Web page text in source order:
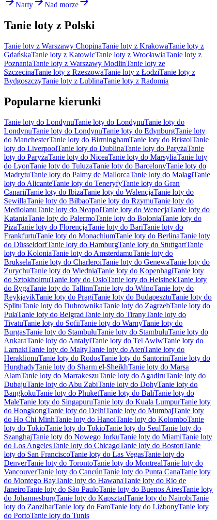
Narty
Nad morze
Tanie loty z Polski
Tanie loty z Warszawy ChopinaTanie loty z KrakowaTanie loty z
GdańskaTanie loty z KatowicTanie loty z WrocławiaTanie loty z
PoznaniaTanie loty z Warszawy ModlinTanie loty ze
SzczecinaTanie loty z RzeszowaTanie loty z ŁodziTanie loty z
BydgoszczyTanie loty z LublinaTanie loty z Radomia
Popularne kierunki
Tanie loty do LondynuTanie loty do LondynuTanie loty do
LondynuTanie loty do LondynuTanie loty do EdynburgTanie loty
do ManchesterTanie loty do BirminghamTanie loty do BristolTanie
loty do LiverpoolTanie loty do DublinaTanie loty do ParyżaTanie
loty do ParyżaTanie loty do NiceaTanie loty do MarsyliaTanie loty
do LyonTanie loty do TuluzaTanie loty do BarcelonyTanie loty do
MadrytuTanie loty do Palmy de MallorcaTanie loty do MalagiTanie
loty do AlicanteTanie loty do TeneryfyTanie loty do Gran
CanariiTanie loty do IbizaTanie loty do WalencjaTanie loty do
SewillaTanie loty do BilbaoTanie loty do RzymuTanie loty do
MediolanuTanie loty do NeapolTanie loty do WenecjaTanie loty do
KataniaTanie loty do PalermoTanie loty do BoloniaTanie loty do
PizaTanie loty do FlorencjaTanie loty do BariTanie loty do
FrankfurtuTanie loty do MonachiumTanie loty do BerlinaTanie loty
do DüsseldorfTanie loty do HamburgTanie loty do StuttgartTanie
loty do KoloniaTanie loty do AmsterdamuTanie loty do
BrukselaTanie loty do CharleroiTanie loty do GenewaTanie loty do
ZurychuTanie loty do WiedniaTanie loty do KopenhagiTanie loty
do SztokholmuTanie loty do OsloTanie loty do HelsinekTanie loty
do RygaTanie loty do TallinnTanie loty do WilnoTanie loty do
ReykjavikTanie loty do PragiTanie loty do BudapesztuTanie loty do
SplituTanie loty do DubrownikaTanie loty do ZagrzebTanie loty do
PulaTanie loty do BelgradTanie loty do TiranyTanie loty do
TivatuTanie loty do SofiiTanie loty do WarnyTanie loty do
BurgasTanie loty do StambułuTanie loty do StambułuTanie loty do
AnkaraTanie loty do AntalyiTanie loty do Tel AwiwTanie loty do
LarnakiTanie loty do MaltyTanie loty do AtenTanie loty do
HeraklionuTanie loty do RodosTanie loty do SantoriniTanie loty do
HurghadyTanie loty do Sharm el-SheikhTanie loty do Marsa
AlamTanie loty do MarrakeszuTanie loty do AgadiruTanie loty do
DubajuTanie loty do Abu ZabiTanie loty do DohyTanie loty do
BangkokuTanie loty do PhuketTanie loty do BaliTanie loty do
MaleTanie loty do SingapuruTanie loty do Kuala LumpurTanie loty
do HongkongTanie loty do DelhiTanie loty do MumbajTanie loty
do Ho Chi MinhTanie loty do HanoiTanie loty do KolomboTanie
loty do TokioTanie loty do TokioTanie loty do SeulTanie loty do
SzanghajTanie loty do Nowego JorkuTanie loty do MiamiTanie loty
do Los AngelesTanie loty do ChicagoTanie loty do BostonTanie
loty do San FranciscoTanie loty do Las VegasTanie loty do
DenverTanie loty do TorontoTanie loty do MontrealTanie loty do
VancouverTanie loty do CancúnTanie loty do Punta CanaTanie loty
do Montego BayTanie loty do HawanaTanie loty do Rio de
JaneiroTanie loty do São PauloTanie loty do Buenos AiresTanie loty
do JohannesburgTanie loty do KapsztadTanie loty do NairobiTanie
loty do ZanzibarTanie loty do FaroTanie loty do LizbonyTanie loty
do PortoTanie loty do Tunis